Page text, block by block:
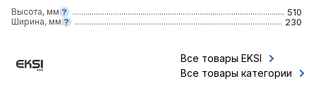
Высота, мм 510
Ширина, мм 230
Все товары EKSI
Все товары категории